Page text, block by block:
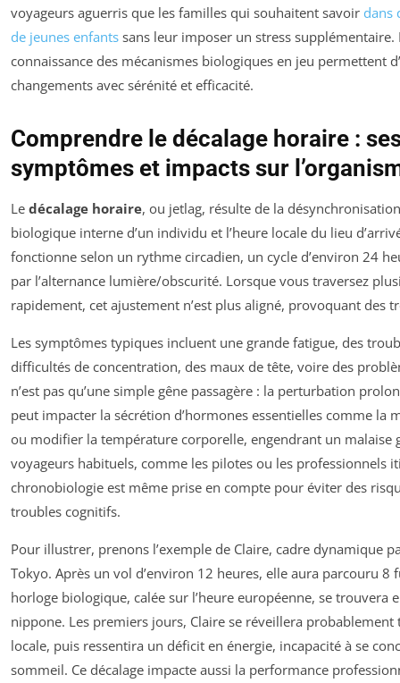
voyageurs aguerris que les familles qui souhaitent savoir dans
de jeunes enfants sans leur imposer un stress supplémentaire.
connaissance des mécanismes biologiques en jeu permettent
changements avec sérénité et efficacité.
Comprendre le décalage horaire :
symptômes et impacts sur
Le décalage horaire, ou jetlag, résulte de la
biologique interne d’un individu et l’heure locale du lieu
fonctionne selon un rythme circadien, un cycle d’environ 24
par l’alternance lumière/obscurité. Lorsque vous traversez
rapidement, cet ajustement n’est plus aligné, provoquant des
Les symptômes typiques incluent une grande fatigue, des
difficultés de concentration, des maux de tête, voire des
n’est pas qu’une simple gêne passagère : la perturbation
peut impacter la sécrétion d’hormones essentielles comme la
ou modifier la température corporelle, engendrant un malaise
voyageurs habituels, comme les pilotes ou les professionnels
chronobiologie est même prise en compte pour éviter des
troubles cognitifs.
Pour illustrer, prenons l’exemple de Claire, cadre dynamique
Tokyo. Après un vol d’environ 12 heures, elle aura parcouru 8
horloge biologique, calée sur l’heure européenne, se trouvera
nippone. Les premiers jours, Claire se réveillera probablement
locale, puis ressentira un déficit en énergie, incapacité à se
sommeil. Ce décalage impacte aussi la performance